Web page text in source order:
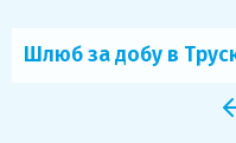
Нафтуся: історія,